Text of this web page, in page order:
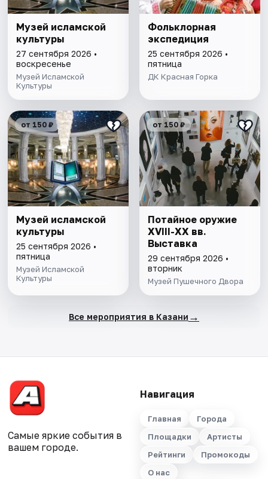
Музей исламской
культуры
27 сентября 2026 •
воскресенье
Музей Исламской
Культуры
Фольклорная
экспедиция
25 сентября 2026 •
пятница
ДК Красная Горка
от 150 ₽
Музей исламской
культуры
25 сентября 2026 •
пятница
Музей Исламской
Культуры
от 150 ₽
Потайное оружие
XVIII-XX вв.
Выставка
29 сентября 2026 •
вторник
Музей Пушечного Двора
Все мероприятия в Казани →
Самые яркие события в
вашем городе.
Навигация
Главная
Города
Площадки
Артисты
Рейтинги
Промокоды
О нас